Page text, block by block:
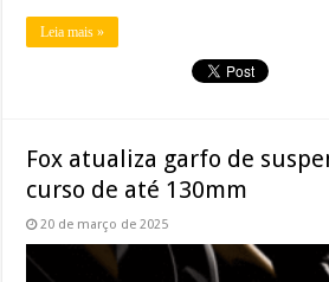
Leia mais »
Fox atualiza garfo de
curso de até 130mm
20 de março de 2025